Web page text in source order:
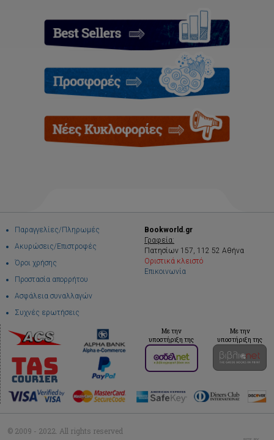
Παραγγελίες/Πληρωμές
Ακυρώσεις/Επιστροφές
Όροι χρήσης
Προστασία απορρήτου
Ασφάλεια συναλλαγών
Συχνές ερωτήσεις
Bookworld.gr
Γραφεία:
Πατησίων 157, 112 52 Αθήνα
Οριστικά κλειστό
Επικοινωνία
Με την
υποστήριξη της
Με την
υποστήριξη της
© 2009 - 2022. All rights reserved